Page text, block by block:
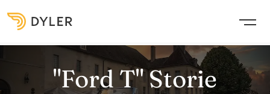
"Ford T" Storie